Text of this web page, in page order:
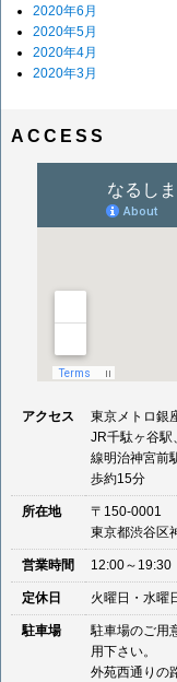
2020年6月
2020年5月
2020年4月
2020年3月
ACCESS
アクセス
東京メトロ銀
JR千駄ヶ谷駅
線明治神宮前
歩約15分
所在地
〒150-0001
東京都渋谷区
営業時間 12:00～19:30
定休日 火曜日・水曜
駐車場
駐車場のご用
用下さい。
外苑西通りの